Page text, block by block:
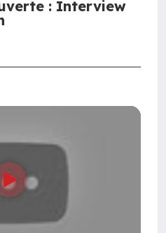
: Interview